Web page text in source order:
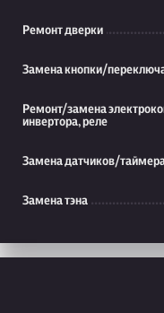
Ремонт дверки
Замена кнопки/
Ремонт/замена
инвертора, реле
Замена датчиков/
Замена тэна